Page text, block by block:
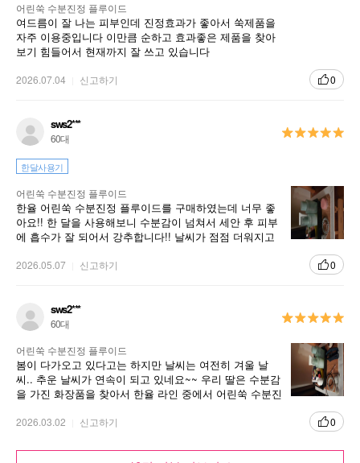
어린쑥 수분진정 플루이드
여드름이 잘 나는 피부인데 진정효과가 좋아서 쑥제품을
자주 이용중입니다 이만큼 순하고 효과좋은 제품을 찾아
보기 힘들어서 현재까지 잘 쓰고 있습니다
2026.07.04 신고하기 0
sws2***
60대
한달사용기
어린쑥 수분진정 플루이드
한율 어린쑥 수분진정 플루이드를 구매하였는데 너무 좋
아요!! 한 달을 사용해보니 수분감이 넘쳐서 세안 후 피부
에 흡수가 잘 되어서 강추합니다!! 날씨가 점점 더워지고
2026.05.07 신고하기 0
sws2***
60대
어린쑥 수분진정 플루이드
봄이 다가오고 있다고는 하지만 날씨는 여전히 겨울 날
씨.. 추운 날씨가 연속이 되고 있네요~~ 우리 딸은 수분감
을 가진 화장품을 찾아서 한율 라인 중에서 어린쑥 수분진
2026.03.02 신고하기 0